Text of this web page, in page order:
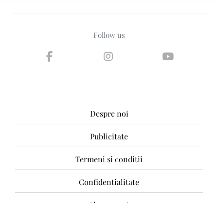
Follow us
Despre noi
Publicitate
Termeni si conditii
Confidentialitate